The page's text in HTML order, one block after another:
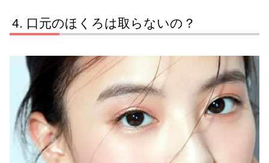
口元のほくろは取らないの？